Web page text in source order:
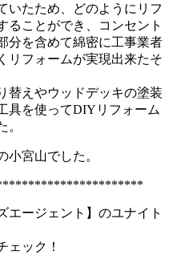
いたため、どのようにリフ
ることができ、コンセント
分を含めて綿密に工事業者
リフォームが実現出来たそ
替えやウッドデッキの塗装
具を使ってDIYリフォーム
。
小宮山でした。
エージェント】のユナイト
ェック！